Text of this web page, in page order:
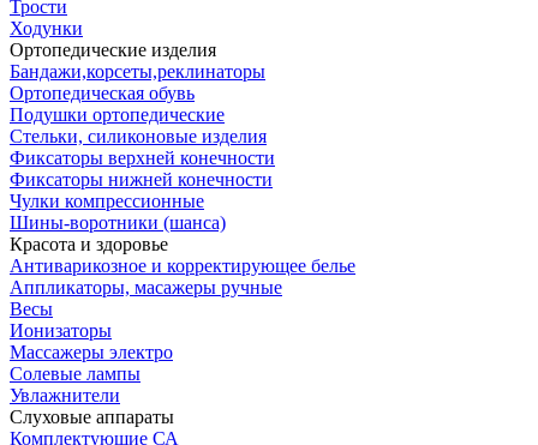
Трости
Ходунки
Ортопедические изделия
Бандажи,корсеты,реклинаторы
Ортопедическая обувь
Подушки ортопедические
Стельки, силиконовые изделия
Фиксаторы верхней конечности
Фиксаторы нижней конечности
Чулки компрессионные
Шины-воротники (шанса)
Красота и здоровье
Антиварикозное и корректирующее белье
Аппликаторы, масажеры ручные
Весы
Ионизаторы
Массажеры электро
Солевые лампы
Увлажнители
Слуховые аппараты
Комплектующие СА